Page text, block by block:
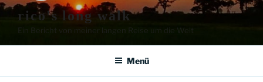
rico's long walk
Ein Bericht von meiner langen Reise um die Welt
Menü